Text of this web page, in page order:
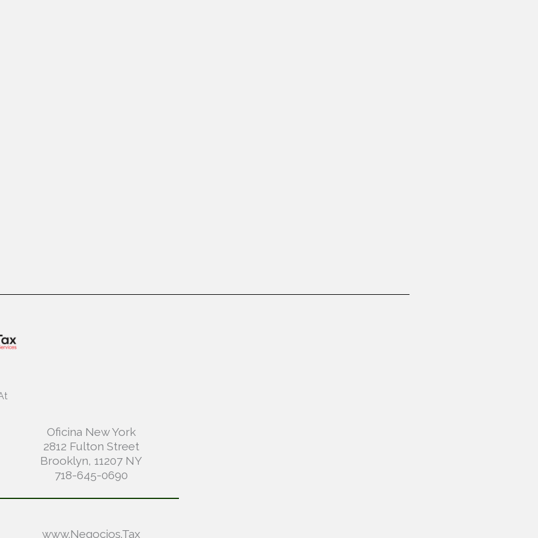
Oficina New York
2812 Fulton Street
Brooklyn, 11207 NY
718-645-0690
www.Negocios.Tax